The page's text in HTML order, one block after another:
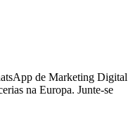
de Marketing Digital
na Europa. Junte-se